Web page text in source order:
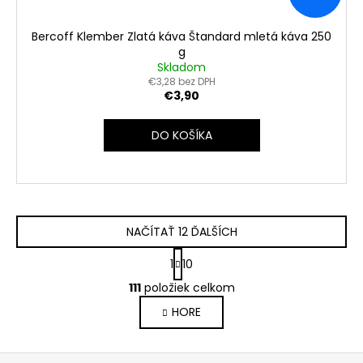
Bercoff Klember Zlatá káva Štandard mletá káva 250
g
Skladom
€3,28 bez DPH
€3,90
DO KOŠÍKA
O
v
l
á
d
NAČÍTAŤ 12 ĎALŠÍCH
S
t
r
á
n
k
1 10
111položiek celkom
HORE